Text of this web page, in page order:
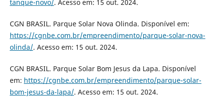
tanque-novo/. Acesso em: 15 out. 2024.
CGN BRASIL. Parque Solar Nova Olinda. Disponível em:
https://cgnbe.com.br/empreendimento/parque-solar-nova-
olinda/. Acesso em: 15 out. 2024.
CGN BRASIL. Parque Solar Bom Jesus da Lapa. Disponível
em: https://cgnbe.com.br/empreendimento/parque-solar-
bom-jesus-da-lapa/. Acesso em: 15 out. 2024.